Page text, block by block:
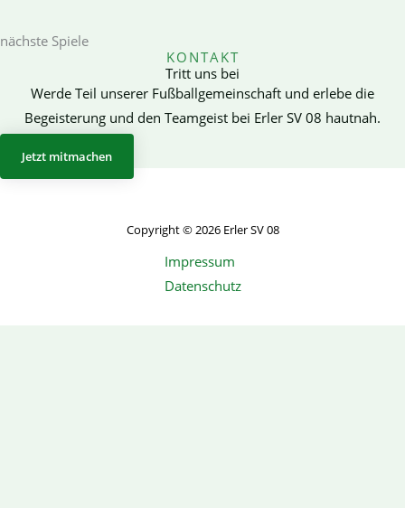
nächste Spiele
KONTAKT
Tritt uns bei
Werde Teil unserer Fußballgemeinschaft und erlebe die
Begeisterung und den Teamgeist bei Erler SV 08 hautnah.
Jetzt mitmachen
Copyright © 2026 Erler SV 08
Impressum
Datenschutz